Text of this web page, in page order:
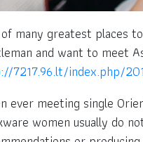
many greatest places
and want to meet
7217.96.lt/index.php/
ever meeting single
women usually do